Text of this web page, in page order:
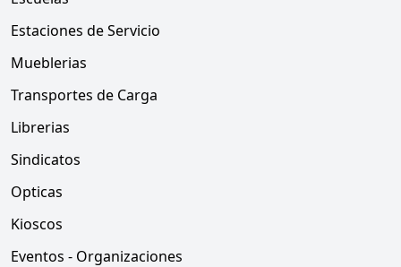
Estaciones de Servicio
Mueblerias
Transportes de Carga
Librerias
Sindicatos
Opticas
Kioscos
Eventos - Organizaciones